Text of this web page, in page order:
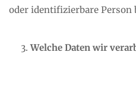
oder identifizierbare Person
Welche Daten wir